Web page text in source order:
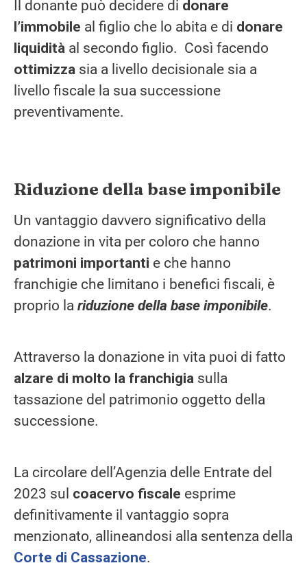
Il donante può decidere di donare
l’immobile al figlio che lo abita e di donare
liquidità al secondo figlio. Così facendo
ottimizza sia a livello decisionale sia a
livello fiscale la sua successione
preventivamente.
Riduzione della base imponibile
Un vantaggio davvero significativo della
donazione in vita per coloro che hanno
patrimoni importanti e che hanno
franchigie che limitano i benefici fiscali, è
proprio la riduzione della base imponibile.
Attraverso la donazione in vita puoi di fatto
alzare di molto la franchigia sulla
tassazione del patrimonio oggetto della
successione.
La circolare dell’Agenzia delle Entrate del
2023 sul coacervo fiscale esprime
definitivamente il vantaggio sopra
menzionato, allineandosi alla sentenza della
Corte di Cassazione.